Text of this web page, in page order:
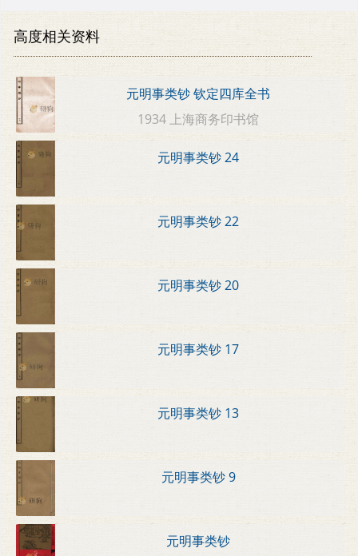
高度相关资料
元明事类钞 钦定四库全书
1934 上海商务印书馆
元明事类钞 24
元明事类钞 22
元明事类钞 20
元明事类钞 17
元明事类钞 13
元明事类钞 9
元明事类钞